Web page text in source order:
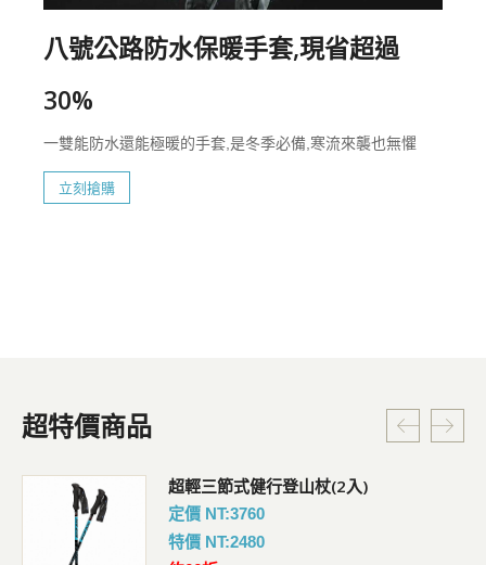
八號公路防水保暖手套,現省超過
30%
一雙能防水還能極暖的手套,是冬季必備,寒流來襲也無懼
立刻搶購
超特價商品
超輕三節式健行登山杖(2入)
定價 NT:3760
特價 NT:2480